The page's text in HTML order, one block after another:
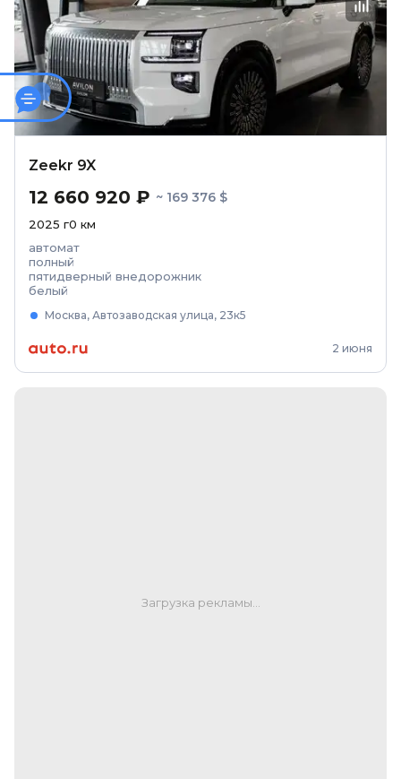
Zeekr 9X
12 660 920 ₽ ~ 169 376 $
2025 г0 км
автомат
полный
пятидверный внедорожник
белый
Москва, Автозаводская улица, 23к5
2 июня
Загрузка рекламы...